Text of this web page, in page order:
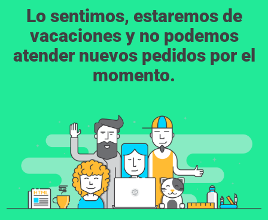
Lo sentimos, estaremos de
vacaciones y no podemos
atender nuevos pedidos por el
momento.